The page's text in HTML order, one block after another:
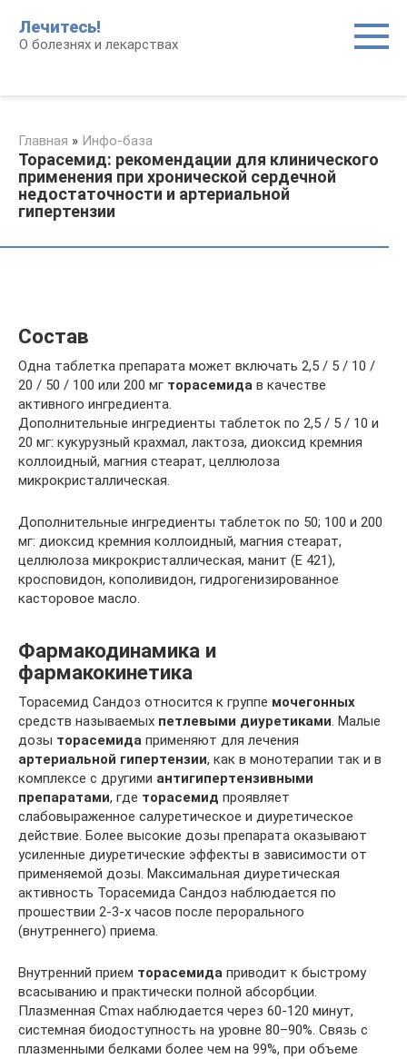
контенту
Лечитесь!
О болезнях и лекарствах
Главная » Инфо-база
Торасемид: рекомендации для клинического
применения при хронической сердечной
недостаточности и артериальной
гипертензии
Состав
Одна таблетка препарата может включать 2,5 / 5 / 10 /
20 / 50 / 100 или 200 мг торасемида в качестве
активного ингредиента.
Дополнительные ингредиенты таблеток по 2,5 / 5 / 10 и
20 мг: кукурузный крахмал, лактоза, диоксид кремния
коллоидный, магния стеарат, целлюлоза
микрокристаллическая.
Дополнительные ингредиенты таблеток по 50; 100 и 200
мг: диоксид кремния коллоидный, магния стеарат,
целлюлоза микрокристаллическая, манит (E 421),
кросповидон, кополивидон, гидрогенизированное
касторовое масло.
Фармакодинамика и
фармакокинетика
Торасемид Сандоз относится к группе мочегонных
средств называемых петлевыми диуретиками. Малые
дозы торасемида применяют для лечения
артериальной гипертензии, как в монотерапии так и в
комплексе с другими антигипертензивными
препаратами, где торасемид проявляет
слабовыраженное салуретическое и диуретическое
действие. Более высокие дозы препарата оказывают
усиленные диуретические эффекты в зависимости от
применяемой дозы. Максимальная диуретическая
активность Торасемида Сандоз наблюдается по
прошествии 2-3-х часов после перорального
(внутреннего) приема.
Внутренний прием торасемида приводит к быстрому
всасыванию и практически полной абсорбции.
Плазменная Cmax наблюдается через 60-120 минут,
системная биодоступность на уровне 80–90%. Связь с
плазменными белками более чем на 99%, при объеме